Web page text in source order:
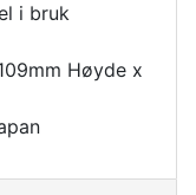
i bruk
Høyde x